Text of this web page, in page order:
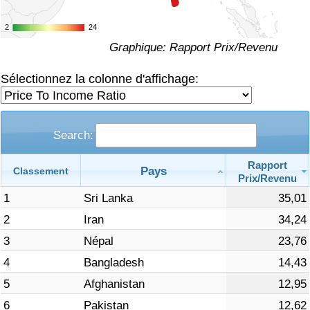
2
2 24
24
Graphique: Rapport Prix/Revenu
Sélectionnez la colonne d'affichage:
Search:
Classement Pays
Rapport
Prix/Revenu
1 Sri Lanka
35,01
2
Iran
34,24
3
Népal
23,76
4
Bangladesh
14,43
5
Afghanistan
12,95
6
Pakistan 12,62
Soins de santé
Indice des soins de santé
Indice des soins de santé par Pays
Pollution
Indice de Pollution (Actuel)
Indice de pollution
Indice de Pollution par Pays